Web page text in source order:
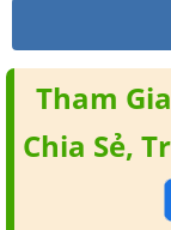
Tham
Chia Sẻ,